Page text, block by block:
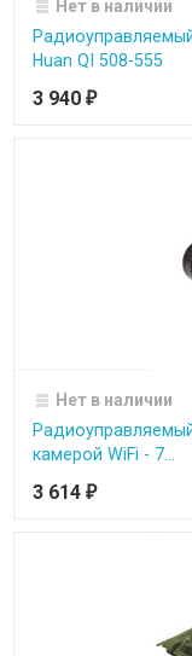
Нет в наличии
Huan QI 508-555
3 940 ₽
Нет в наличии
камерой WiFi - 7...
3 614 ₽